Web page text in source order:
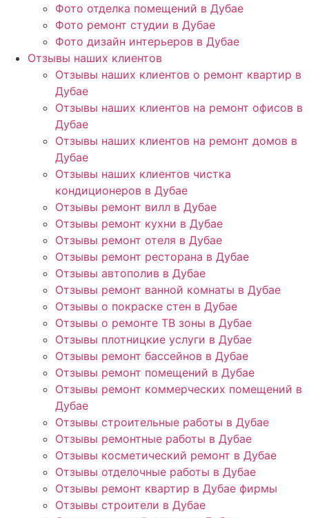
Фото отделка помещений в Дубае
Фото ремонт студии в Дубае
Фото дизайн интерьеров в Дубае
Отзывы наших клиентов
Отзывы наших клиентов о ремонт квартир в
Дубае
Отзывы наших клиентов на ремонт офисов в
Дубае
Отзывы наших клиентов на ремонт домов в
Дубае
Отзывы наших клиентов чистка
кондиционеров в Дубае
Отзывы ремонт вилл в Дубае
Отзывы ремонт кухни в Дубае
Отзывы ремонт отеля в Дубае
Отзывы ремонт ресторана в Дубае
Отзывы автополив в Дубае
Отзывы ремонт ванной комнаты в Дубае
Отзывы о покраске стен в Дубае
Отзывы о ремонте ТВ зоны в Дубае
Отзывы плотницкие услуги в Дубае
Отзывы ремонт бассейнов в Дубае
Отзывы ремонт помещений в Дубае
Отзывы ремонт коммерческих помещений в
Дубае
Отзывы строительные работы в Дубае
Отзывы ремонтные работы в Дубае
Отзывы косметический ремонт в Дубае
Отзывы отделочные работы в Дубае
Отзывы ремонт квартир в Дубае фирмы
Отзывы строители в Дубае